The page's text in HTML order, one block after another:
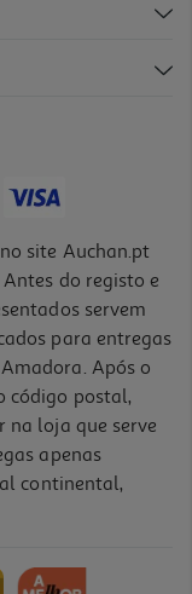
site Auchan.pt
do registo e
servem
para entregas
Após o
código postal,
na loja que serve
apenas
continental,